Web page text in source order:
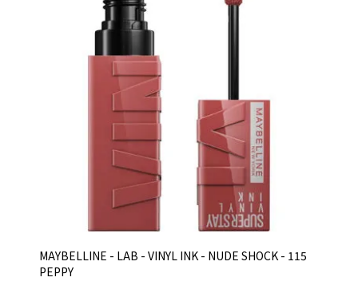
MAYBELLINE - LAB - VINYL INK - NUDE SHOCK - 115
PEPPY